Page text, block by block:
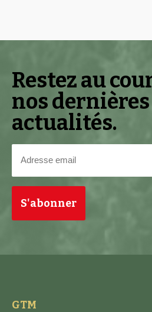
Restez au
nos dernières
actualités.
email
GTM